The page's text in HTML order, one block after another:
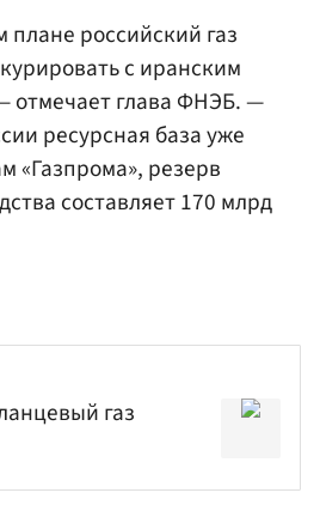
плане российский газ
с иранским
отмечает глава ФНЭБ. —
ресурсная база уже
«Газпрома», резерв
составляет 170 млрд
газ